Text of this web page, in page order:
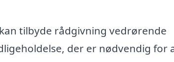
tilbyde rådgivning vedrørende
der er nødvendig for